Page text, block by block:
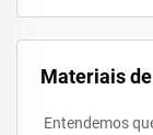
Materiais
Entendemos